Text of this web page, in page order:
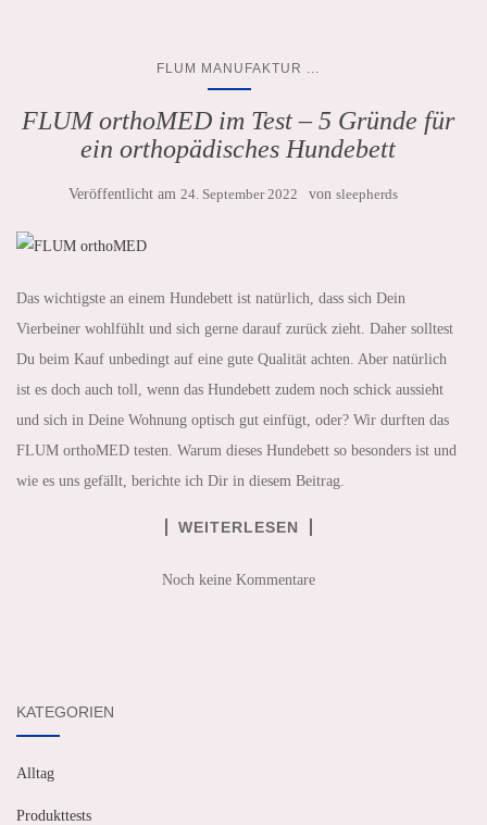
FLUM MANUFAKTUR
FLUM orthoMED im Test – 5 Gründe für
ein orthopädisches Hundebett
Veröffentlicht am 24. September 2022 von sleepherds
Das wichtigste an einem Hundebett ist natürlich, dass sich Dein
Vierbeiner wohlfühlt und sich gerne darauf zurück zieht. Daher solltest
Du beim Kauf unbedingt auf eine gute Qualität achten. Aber natürlich
ist es doch auch toll, wenn das Hundebett zudem noch schick aussieht
und sich in Deine Wohnung optisch gut einfügt, oder? Wir durften das
FLUM orthoMED testen. Warum dieses Hundebett so besonders ist und
wie es uns gefällt, berichte ich Dir in diesem Beitrag.
WEITERLESEN
Noch keine Kommentare
KATEGORIEN
Alltag
Produkttests